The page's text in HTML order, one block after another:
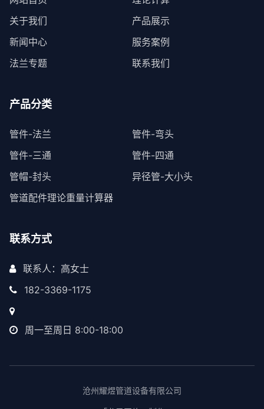
关于我们
产品展示
新闻中心
服务案例
法兰专题
联系我们
产品分类
管件-法兰
管件-弯头
管件-三通
管件-四通
管帽-封头
异径管-大小头
管道配件理论重量计算器
联系方式
联系人：高女士
182-3369-1175
周一至周日 8:00-18:00
沧州耀煜管道设备有限公司